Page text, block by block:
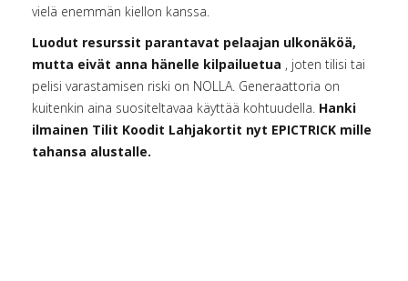
vielä enemmän kiellon kanssa.
Luodut resurssit parantavat pelaajan ulkonäköä,
mutta eivät anna hänelle kilpailuetua , joten tilisi tai
pelisi varastamisen riski on NOLLA. Generaattoria on
kuitenkin aina suositeltavaa käyttää kohtuudella. Hanki
ilmainen Tilit Koodit Lahjakortit nyt EPICTRICK mille
tahansa alustalle.